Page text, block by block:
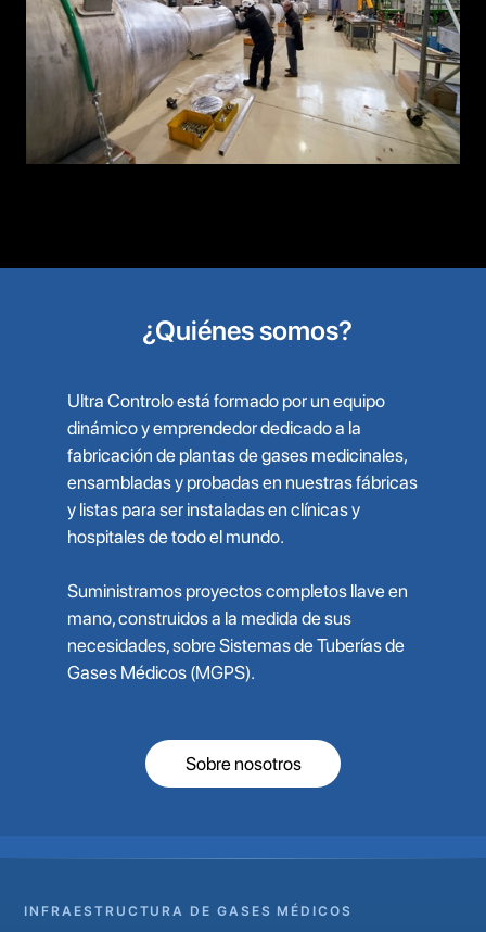
¿Quiénes somos?
Ultra Controlo está formado por un equipo
dinámico y emprendedor dedicado a la
fabricación de plantas de gases medicinales,
ensambladas y probadas en nuestras fábricas
y listas para ser instaladas en clínicas y
hospitales de todo el mundo.
Suministramos proyectos completos llave en
mano, construidos a la medida de sus
necesidades, sobre Sistemas de Tuberías de
Gases Médicos (MGPS).
Sobre nosotros
INFRAESTRUCTURA DE GASES MÉDICOS